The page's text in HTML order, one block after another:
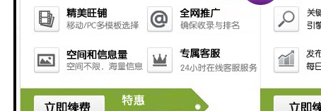
其销售价格首先反映的是材料本身的卓越特性。
从保温性能来看，这种板材的岩棉纤维呈三维立体分布，形成
递，满足现代建筑节能的高标准要求。